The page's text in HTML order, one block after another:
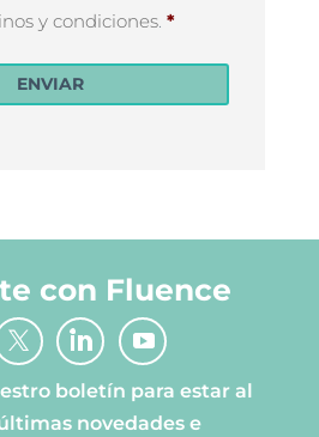
y condiciones. *
ENVIAR
con Fluence
boletín para estar al
novedades e